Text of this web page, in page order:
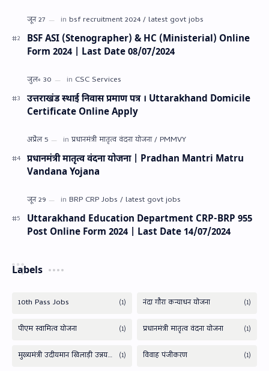
BSF ASI (Stenographer) & HC (Ministerial) Online
Form 2024 | Last Date 08/07/2024
उत्तराखंड स्थाई निवास प्रमाण पत्र । Uttarakhand Domicile
Certificate Online Apply
प्रधानमंत्री मातृत्व वंदना योजना | Pradhan Mantri Matru
Vandana Yojana
Uttarakhand Education Department CRP-BRP 955
Post Online Form 2024 | Last Date 14/07/2024
Labels